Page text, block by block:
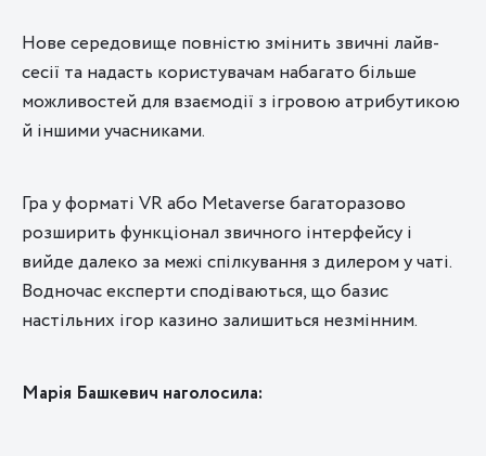
Нове середовище повністю змінить звичні лайв-
сесії та надасть користувачам набагато більше
можливостей для взаємодії з ігровою атрибутикою
й іншими учасниками.
Гра у форматі VR або Metaverse багаторазово
розширить функціонал звичного інтерфейсу і
вийде далеко за межі спілкування з дилером у чаті.
Водночас експерти сподіваються, що базис
настільних ігор казино залишиться незмінним.
Марія Башкевич наголосила: